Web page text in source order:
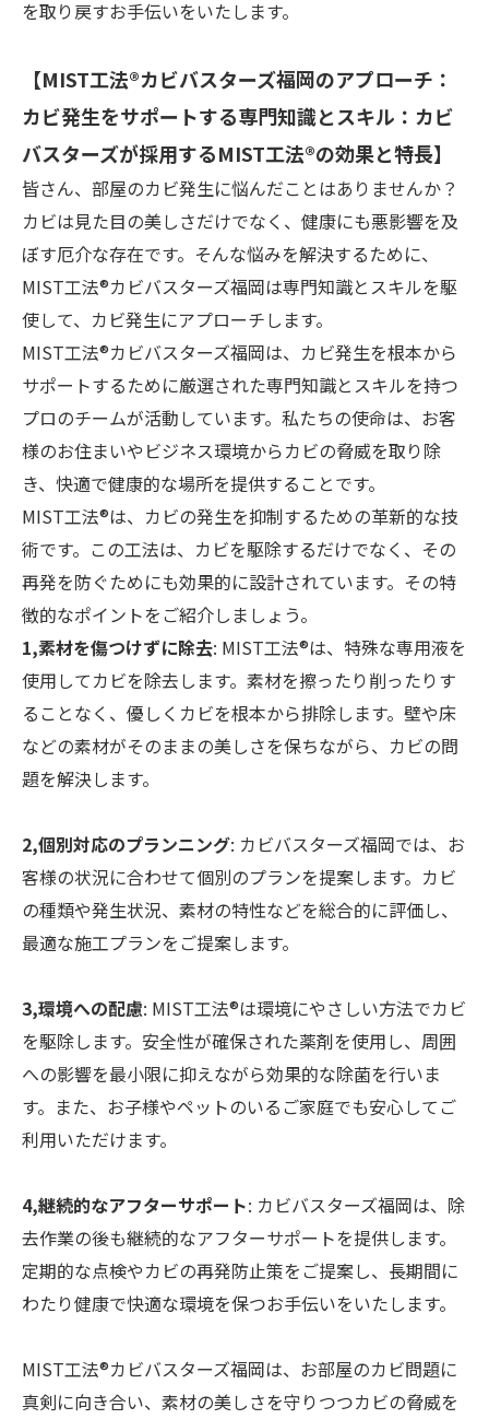
を取り戻すお手伝いをいたします。
【MIST工法®カビバスターズ福岡のアプローチ：
カビ発生をサポートする専門知識とスキル：カビ
バスターズが採用するMIST工法®の効果と特長】
皆さん、部屋のカビ発生に悩んだことはありませんか？
カビは見た目の美しさだけでなく、健康にも悪影響を及
ぼす厄介な存在です。そんな悩みを解決するために、
MIST工法®カビバスターズ福岡は専門知識とスキルを駆
使して、カビ発生にアプローチします。
MIST工法®カビバスターズ福岡は、カビ発生を根本から
サポートするために厳選された専門知識とスキルを持つ
プロのチームが活動しています。私たちの使命は、お客
様のお住まいやビジネス環境からカビの脅威を取り除
き、快適で健康的な場所を提供することです。
MIST工法®は、カビの発生を抑制するための革新的な技
術です。この工法は、カビを駆除するだけでなく、その
再発を防ぐためにも効果的に設計されています。その特
徴的なポイントをご紹介しましょう。
1,素材を傷つけずに除去: MIST工法®は、特殊な専用液を
使用してカビを除去します。素材を擦ったり削ったりす
ることなく、優しくカビを根本から排除します。壁や床
などの素材がそのままの美しさを保ちながら、カビの問
題を解決します。
2,個別対応のプランニング: カビバスターズ福岡では、お
客様の状況に合わせて個別のプランを提案します。カビ
の種類や発生状況、素材の特性などを総合的に評価し、
最適な施工プランをご提案します。
3,環境への配慮: MIST工法®は環境にやさしい方法でカビ
を駆除します。安全性が確保された薬剤を使用し、周囲
への影響を最小限に抑えながら効果的な除菌を行いま
す。また、お子様やペットのいるご家庭でも安心してご
利用いただけます。
4,継続的なアフターサポート: カビバスターズ福岡は、除
去作業の後も継続的なアフターサポートを提供します。
定期的な点検やカビの再発防止策をご提案し、長期間に
わたり健康で快適な環境を保つお手伝いをいたします。
MIST工法®カビバスターズ福岡は、お部屋のカビ問題に
真剣に向き合い、素材の美しさを守りつつカビの脅威を